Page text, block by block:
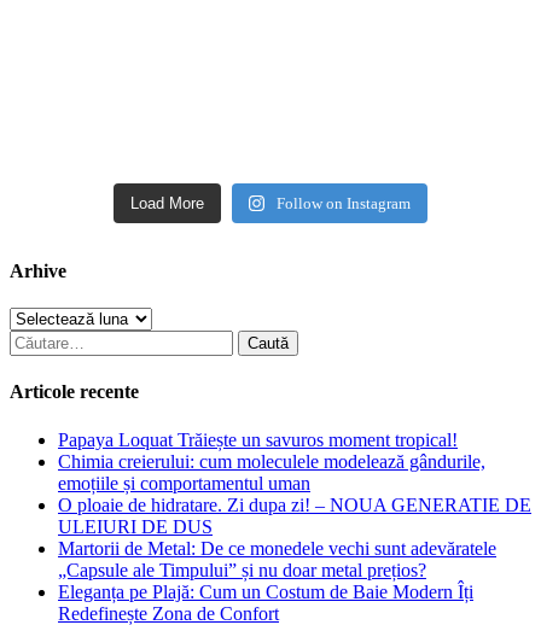
Load More Follow on Instagram
Arhive
Arhive
Caută
după:
Articole recente
Papaya Loquat Trăiește un savuros moment tropical!
Chimia creierului: cum moleculele modelează gândurile,
emoțiile și comportamentul uman
O ploaie de hidratare. Zi dupa zi! – NOUA GENERATIE DE
ULEIURI DE DUS
Martorii de Metal: De ce monedele vechi sunt adevăratele
„Capsule ale Timpului” și nu doar metal prețios?
Eleganța pe Plajă: Cum un Costum de Baie Modern Îți
Redefinește Zona de Confort